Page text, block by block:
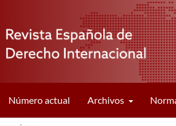
Número actual Archivos